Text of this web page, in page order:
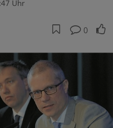
Uhr
0